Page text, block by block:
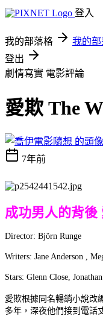
登入
我的部落格 我的
登出
劇情寫實 電影評論
愛欺 The
7年前
成功男人的背後
Director: Björn Runge
Writers: Jane Anderson ,
Stars: Glenn Close,
愛欺根據同名暢銷小說改
多年，深夜他們接到電話